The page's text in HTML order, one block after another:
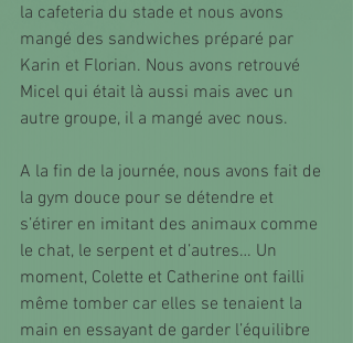
la cafeteria du stade et nous avons
mangé des sandwiches préparé par
Karin et Florian. Nous avons retrouvé
Micel qui était là aussi mais avec un
autre groupe, il a mangé avec nous.
A la fin de la journée, nous avons fait de
la gym douce pour se détendre et
s’étirer en imitant des animaux comme
le chat, le serpent et d’autres… Un
moment, Colette et Catherine ont failli
même tomber car elles se tenaient la
main en essayant de garder l’équilibre